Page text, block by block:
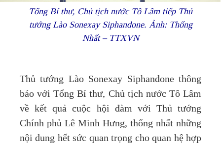
Tổng Bí thư, Chủ tịch nước Tô Lâm tiếp Thủ
tướng Lào Sonexay Siphandone. Ảnh: Thống
Nhất – TTXVN
Thủ tướng Lào Sonexay Siphandone thông
báo với Tổng Bí thư, Chủ tịch nước Tô Lâm
về kết quả cuộc hội đàm với Thủ tướng
Chính phủ Lê Minh Hưng, thống nhất những
nội dung hết sức quan trọng cho quan hệ hợp